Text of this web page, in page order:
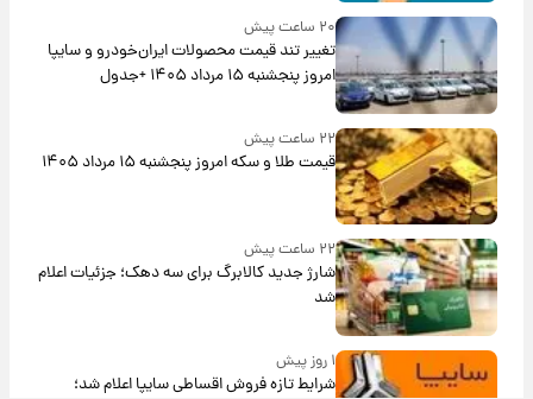
۲۰ ساعت پیش
تغییر تند قیمت محصولات ایران‌خودرو و سایپا
امروز پنجشنبه ۱۵ مرداد ۱۴۰۵ +جدول
۲۲ ساعت پیش
قیمت طلا و سکه امروز پنجشنبه ۱۵ مرداد ۱۴۰۵
۲۲ ساعت پیش
شارژ جدید کالابرگ برای سه دهک؛ جزئیات اعلام
شد
۱ روز پیش
شرایط تازه فروش اقساطی سایپا اعلام شد؛